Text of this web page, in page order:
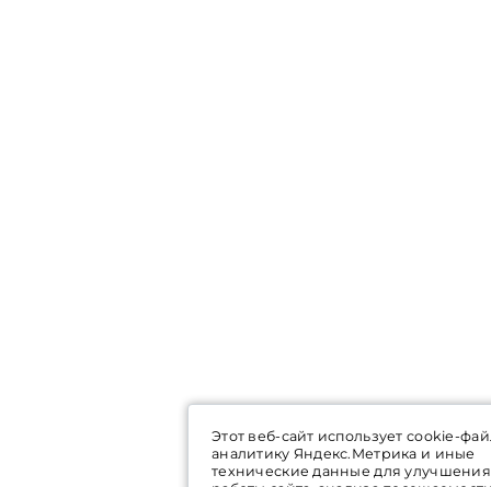
Этот веб-сайт использует cookie-
аналитику Яндекс.Метрика и иные
технические данные для улучшения